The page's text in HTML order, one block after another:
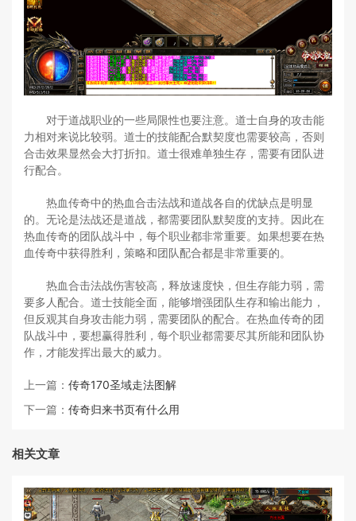
对于道战职业的一些局限性也要注意。道士自身的攻击能
力相对来说比较弱。道士的技能配合默契度也需要较高，否则
合击效果显然会大打折扣。道士很难单独生存，需要有团队进
行配合。
热血传奇中的热血合击法战和道战各自的优缺点是明显
的。无论是法战还是道战，都需要团队默契度的支持。因此在
热血传奇的团队战斗中，每个职业都非常重要。如果想要在热
血传奇中获得胜利，策略和团队配合都是非常重要的。
热血合击法战伤害较高，释放速度快，但生存能力弱，需
要多人配合。道士技能全面，能够增强团队生存和输出能力，
但反观其自身攻击能力弱，需要团队的配合。在热血传奇的团
队战斗中，要想赢得胜利，每个职业都需要尽其所能和团队协
作，才能发挥出最大的威力。
上一篇： 传奇170圣域走法图解
下一篇： 传奇归来书页有什么用
相关文章